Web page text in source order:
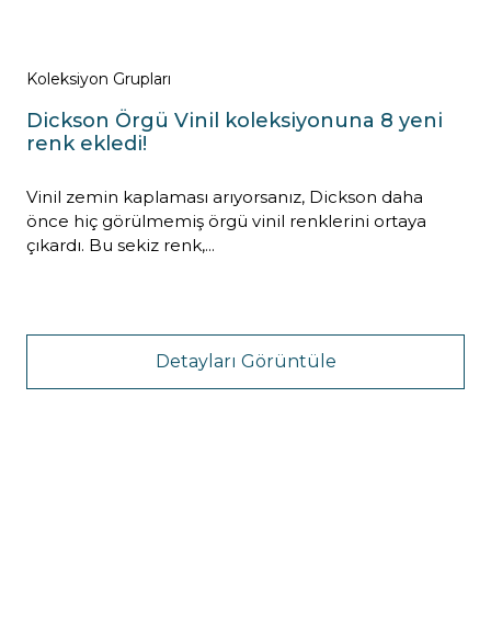
Koleksiyon Grupları
Dickson Örgü Vinil koleksiyonuna 8 yeni
renk ekledi!
Vinil zemin kaplaması arıyorsanız, Dickson daha
önce hiç görülmemiş örgü vinil renklerini ortaya
çıkardı. Bu sekiz renk,...
Detayları Görüntüle